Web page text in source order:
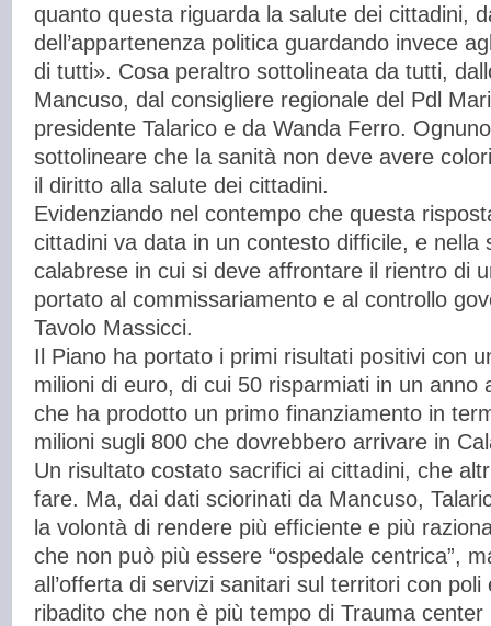
quanto questa riguarda la salute dei cittadini,
dell’appartenenza politica guardando invece
di tutti». Cosa peraltro sottolineata da tutti,
Mancuso, dal consigliere regionale del Pdl
presidente Talarico e da Wanda Ferro.
sottolineare che la sanità non deve avere
il diritto alla salute dei cittadini.
Evidenziando nel contempo che questa
cittadini va data in un contesto difficile, e nella
calabrese in cui si deve affrontare il rientro di
portato al commissariamento e al controllo
Tavolo Massicci.
Il Piano ha portato i primi risultati positivi con
milioni di euro, di cui 50 risparmiati in un anno
che ha prodotto un primo finanziamento in
milioni sugli 800 che dovrebbero arrivare in
Un risultato costato sacrifici ai cittadini, che
fare. Ma, dai dati sciorinati da Mancuso,
la volontà di rendere più efficiente e più
che non può più essere “ospedale centrica”,
all’offerta di servizi sanitari sul territori con
ribadito che non è più tempo di Trauma